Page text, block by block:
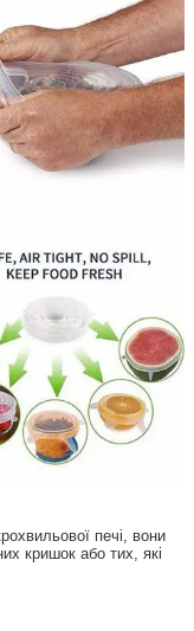
печі, вони
кришок або тих, які